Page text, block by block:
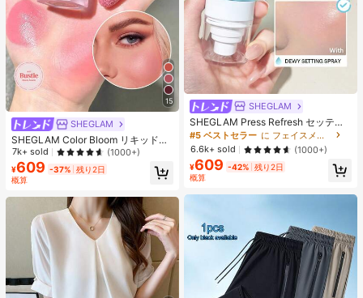
15
SHEGLAM
SHEGLAM Color Bloom リキッドチ
ークマット仕上げ-Love Cake チー
ク 女性と女の子のためのブランドビ
ューティーコスメメイクアップ
7k+ sold (1000+)
¥609 -37% 残り2日
概算
SHEGLAM
SHEGLAM Press Refresh セッティ
ングスプレー 女性と女の子のための
ブランドビューティーコスメメイク
アップ
#5 ベストセラー
に フェイスメイク
6.6k+ sold
(1000+)
¥609 -42% 残り2日
概算